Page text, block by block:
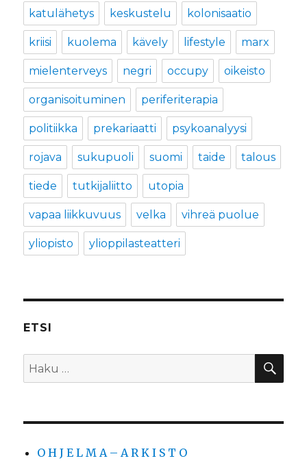
katulähetys keskustelu kolonisaatio
kriisi kuolema kävely lifestyle marx
mielenterveys negri occupy oikeisto
organisoituminen periferiterapia
politiikka prekariaatti psykoanalyysi
rojava sukupuoli suomi taide talous
tiede tutkijaliitto utopia
vapaa liikkuvuus velka vihreä puolue
yliopisto ylioppilasteatteri
ETSI
Etsi:
O H J E L M A – A R K I S T O